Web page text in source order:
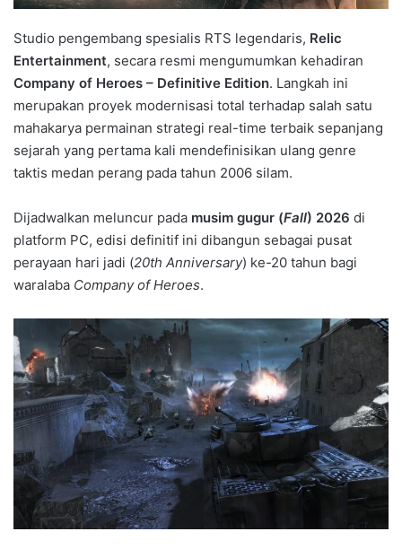
Studio pengembang spesialis RTS legendaris, Relic
Entertainment, secara resmi mengumumkan kehadiran
Company of Heroes – Definitive Edition. Langkah ini
merupakan proyek modernisasi total terhadap salah satu
mahakarya permainan strategi real-time terbaik sepanjang
sejarah yang pertama kali mendefinisikan ulang genre
taktis medan perang pada tahun 2006 silam.
Dijadwalkan meluncur pada musim gugur (Fall) 2026 di
platform PC, edisi definitif ini dibangun sebagai pusat
perayaan hari jadi (20th Anniversary) ke-20 tahun bagi
waralaba Company of Heroes.